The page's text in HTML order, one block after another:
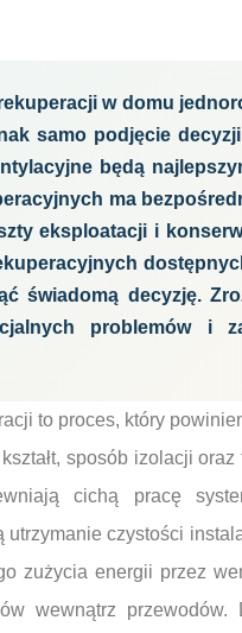
w domu
samo podjęcie
będą
ma
eksploatacji i
świadomą decyzję.
problemów i
to proces, który
sposób izolacji
cichą pracę
utrzymanie czystości
zużycia energii przez
wewnątrz